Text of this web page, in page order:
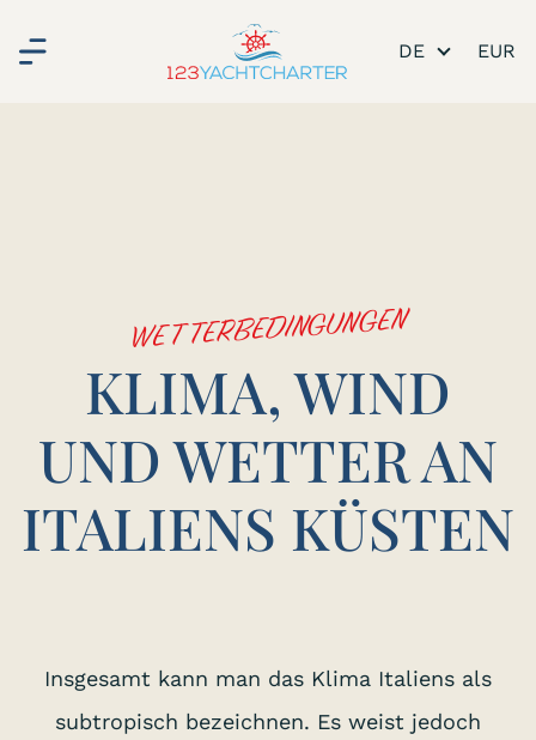
DE
WETTERBEDINGUNGEN
KLIMA, WIND
UND WETTER AN
ITALIENS KÜSTEN
Insgesamt kann man das Klima Italiens als
subtropisch bezeichnen. Es weist jedoch